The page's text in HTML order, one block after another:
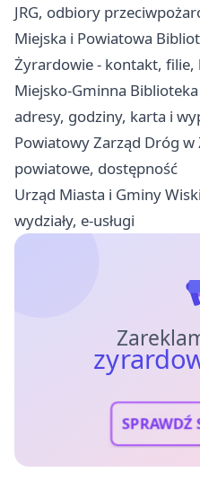
JRG, odbiory
Miejska i Powiatowa
Żyrardowie - kontakt, filie,
Miejsko-Gminna
adresy, godziny, karta i
Powiatowy Zarząd Dróg
powiatowe, dostępność
Urząd Miasta i Gminy
wydziały, e-usługi
SPRAWDŹ